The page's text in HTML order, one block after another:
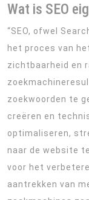
Wat is SEO
“SEO, ofwel
het proces van
zichtbaarheid en
zoekwoorden te
creëren en
optimaliseren,
naar de website
voor het
aantrekken van